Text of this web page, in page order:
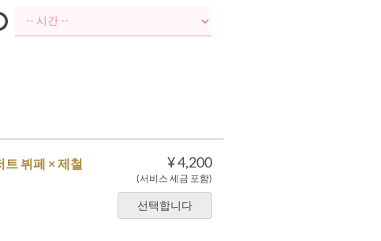
¥ 4,200
(서비스 세금 포함)
선택합니다
트 뷔페 × 제철